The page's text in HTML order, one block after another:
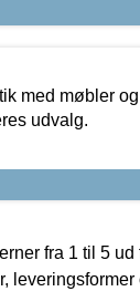
med møbler
udvalg.
fra 1 til 5 ud
leveringsformer